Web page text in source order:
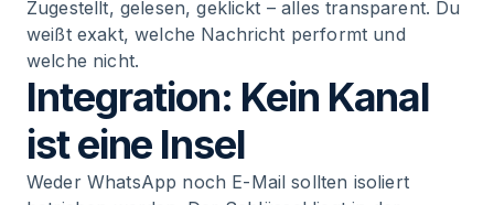
Zugestellt, gelesen, geklickt – alles transparent. Du
weißt exakt, welche Nachricht performt und
welche nicht.
Integration: Kein Kanal
ist eine Insel
Weder WhatsApp noch E-Mail sollten isoliert